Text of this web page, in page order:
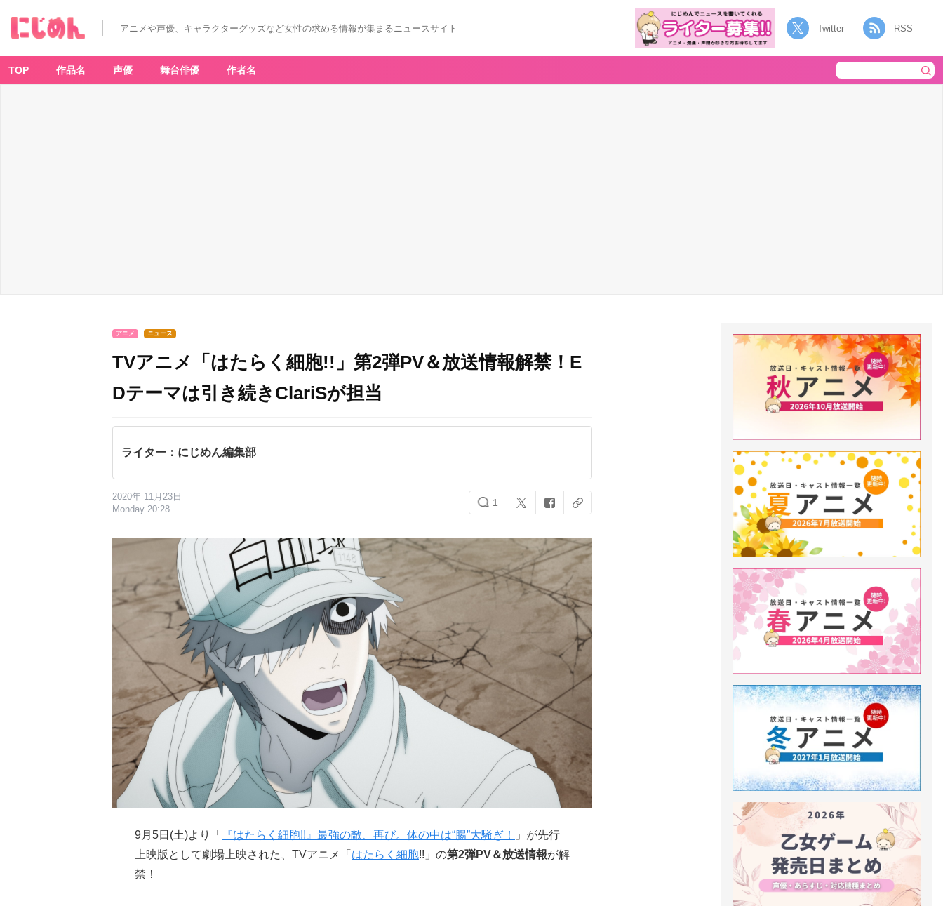
アニメや声優、キャラクターグッズなど女性の求める情報が集まるニュースサイト Twitter RSS
TOP 作品名 声優 舞台俳優 作者名
アニメ ニュース
TVアニメ「はたらく細胞!!」第2弾PV＆放送情報解禁！E
Dテーマは引き続きClariSが担当
ライター：にじめん編集部
2020年 11月23日
Monday 20:28
1
9月5日(土)より「 『はたらく細胞!!』最強の敵、再び。体の中は“腸”大騒ぎ！
」が先行
上映版として劇場上映された、TVアニメ「 はたらく細胞!!」の第2弾PV＆放送情報が解
禁！